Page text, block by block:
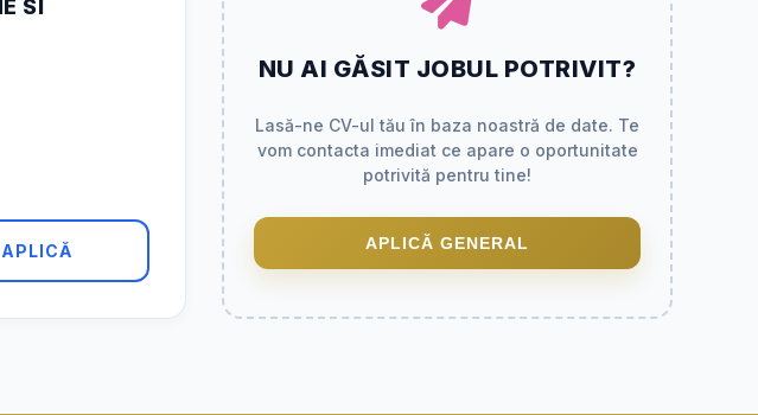
SI
NU AI GĂSIT JOBUL POTRIVIT?
Lasă-ne CV-ul tău în baza noastră de date. Te
vom contacta imediat ce apare o oportunitate
potrivită pentru tine!
APLICĂ GENERAL